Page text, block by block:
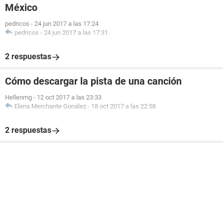
México
pedricos - 24 jun 2017 a las 17:24
pedricos - 24 jun 2017 a las 17:31
2 respuestas
Cómo descargar la pista de una canción
Hellenmg - 12 oct 2017 a las 23:33
Elena Merchante Gonález - 18 oct 2017 a las 22:58
2 respuestas